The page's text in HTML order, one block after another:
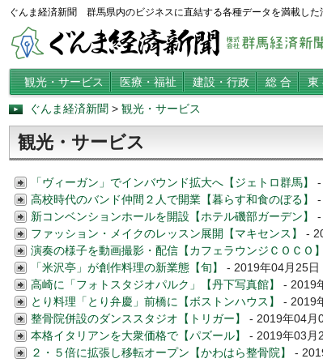
ぐんま経済新聞 群馬県内のビジネスに直結する各種データを満載した
観光・サービス 医療・福祉 建設・行政 総 合 東
ぐんま経済新聞 > 観光・サービス
観光・サービス
「ヴィーガン」でインバウンド拡大へ【ジェトロ群馬】
-
高校時代のバンド仲間２人で開業【暮らす和食のぼる】
-
新コンベンションホールを開設【ホテル磯部ガーデン】
-
ファッション・メイクのレッスン展開【マキセンス】
-
演奏の様子を動画撮影・配信【カフェラウンジＣＯＣＯ】
「米沢亭」が創作料理の新業態【旬】
- 2019年04月25日
高崎に「フォトスタジオパルク」【丹下写真館】
- 2019
とり料理「とり弁慶」前橋に【ボストンハウス】
- 2019
整骨院併設のダンススタジオ【トリガー】
- 2019年04月
本格イタリアンを大衆価格で【パズール】
- 2019年03月
２・５倍に拡張し移転オープン【かわはら整骨院】
-